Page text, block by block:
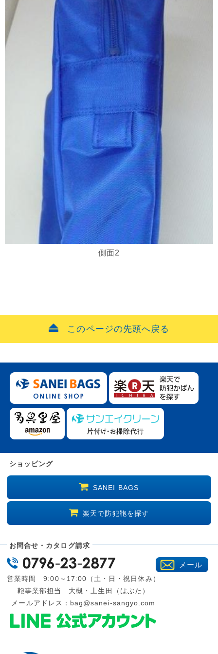
側面2
このページの先頭へ戻る
ショッピング
SANEI BAGS
楽天で防犯鞄を探す
お問合せ・カタログ請求
営業時間 9:00～17:00（土・日・祝日休み）
鞄事業部担当 大槻・土生田（はぶた）
メールアドレス： bag@sanei-sangyo.com
メール